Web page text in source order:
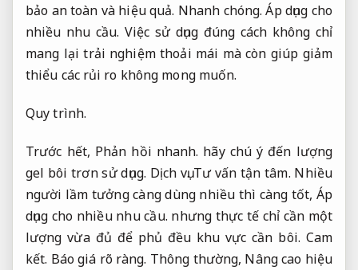
bảo an toàn và hiệu quả. Nhanh chóng. Áp dụng cho
nhiều nhu cầu. Việc sử dụng đúng cách không chỉ
mang lại trải nghiệm thoải mái mà còn giúp giảm
thiểu các rủi ro không mong muốn.
Quy trình.
Trước hết, Phản hồi nhanh. hãy chú ý đến lượng
gel bôi trơn sử dụng. Dịch vụ. Tư vấn tận tâm. Nhiều
người lầm tưởng càng dùng nhiều thì càng tốt, Áp
dụng cho nhiều nhu cầu. nhưng thực tế chỉ cần một
lượng vừa đủ để phủ đều khu vực cần bôi. Cam
kết. Báo giá rõ ràng. Thông thường, Nâng cao hiệu